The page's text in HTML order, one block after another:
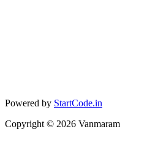
Powered by StartCode.in
Copyright © 2026 Vanmaram